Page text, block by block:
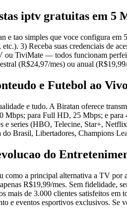
iptv gratuitas em 5
e tao simples que voce configura
3) Receba suas credenciais de
TiviMate — todos funcionam
(R$24,97/mes) ou anual
e Futebol ao Vivo
e tudo. A Biratan oferece
Mbps; para Full HD, 25 Mbps; e
series (HBO, Telecine, Star+,
Brasil, Libertadores, Champions
do
como a principal alternativa a TV
R$19,99/mes. Sem fidelidade,
mais de 3.000 clientes satisfeitos
e eventos esportivos exclusivos.